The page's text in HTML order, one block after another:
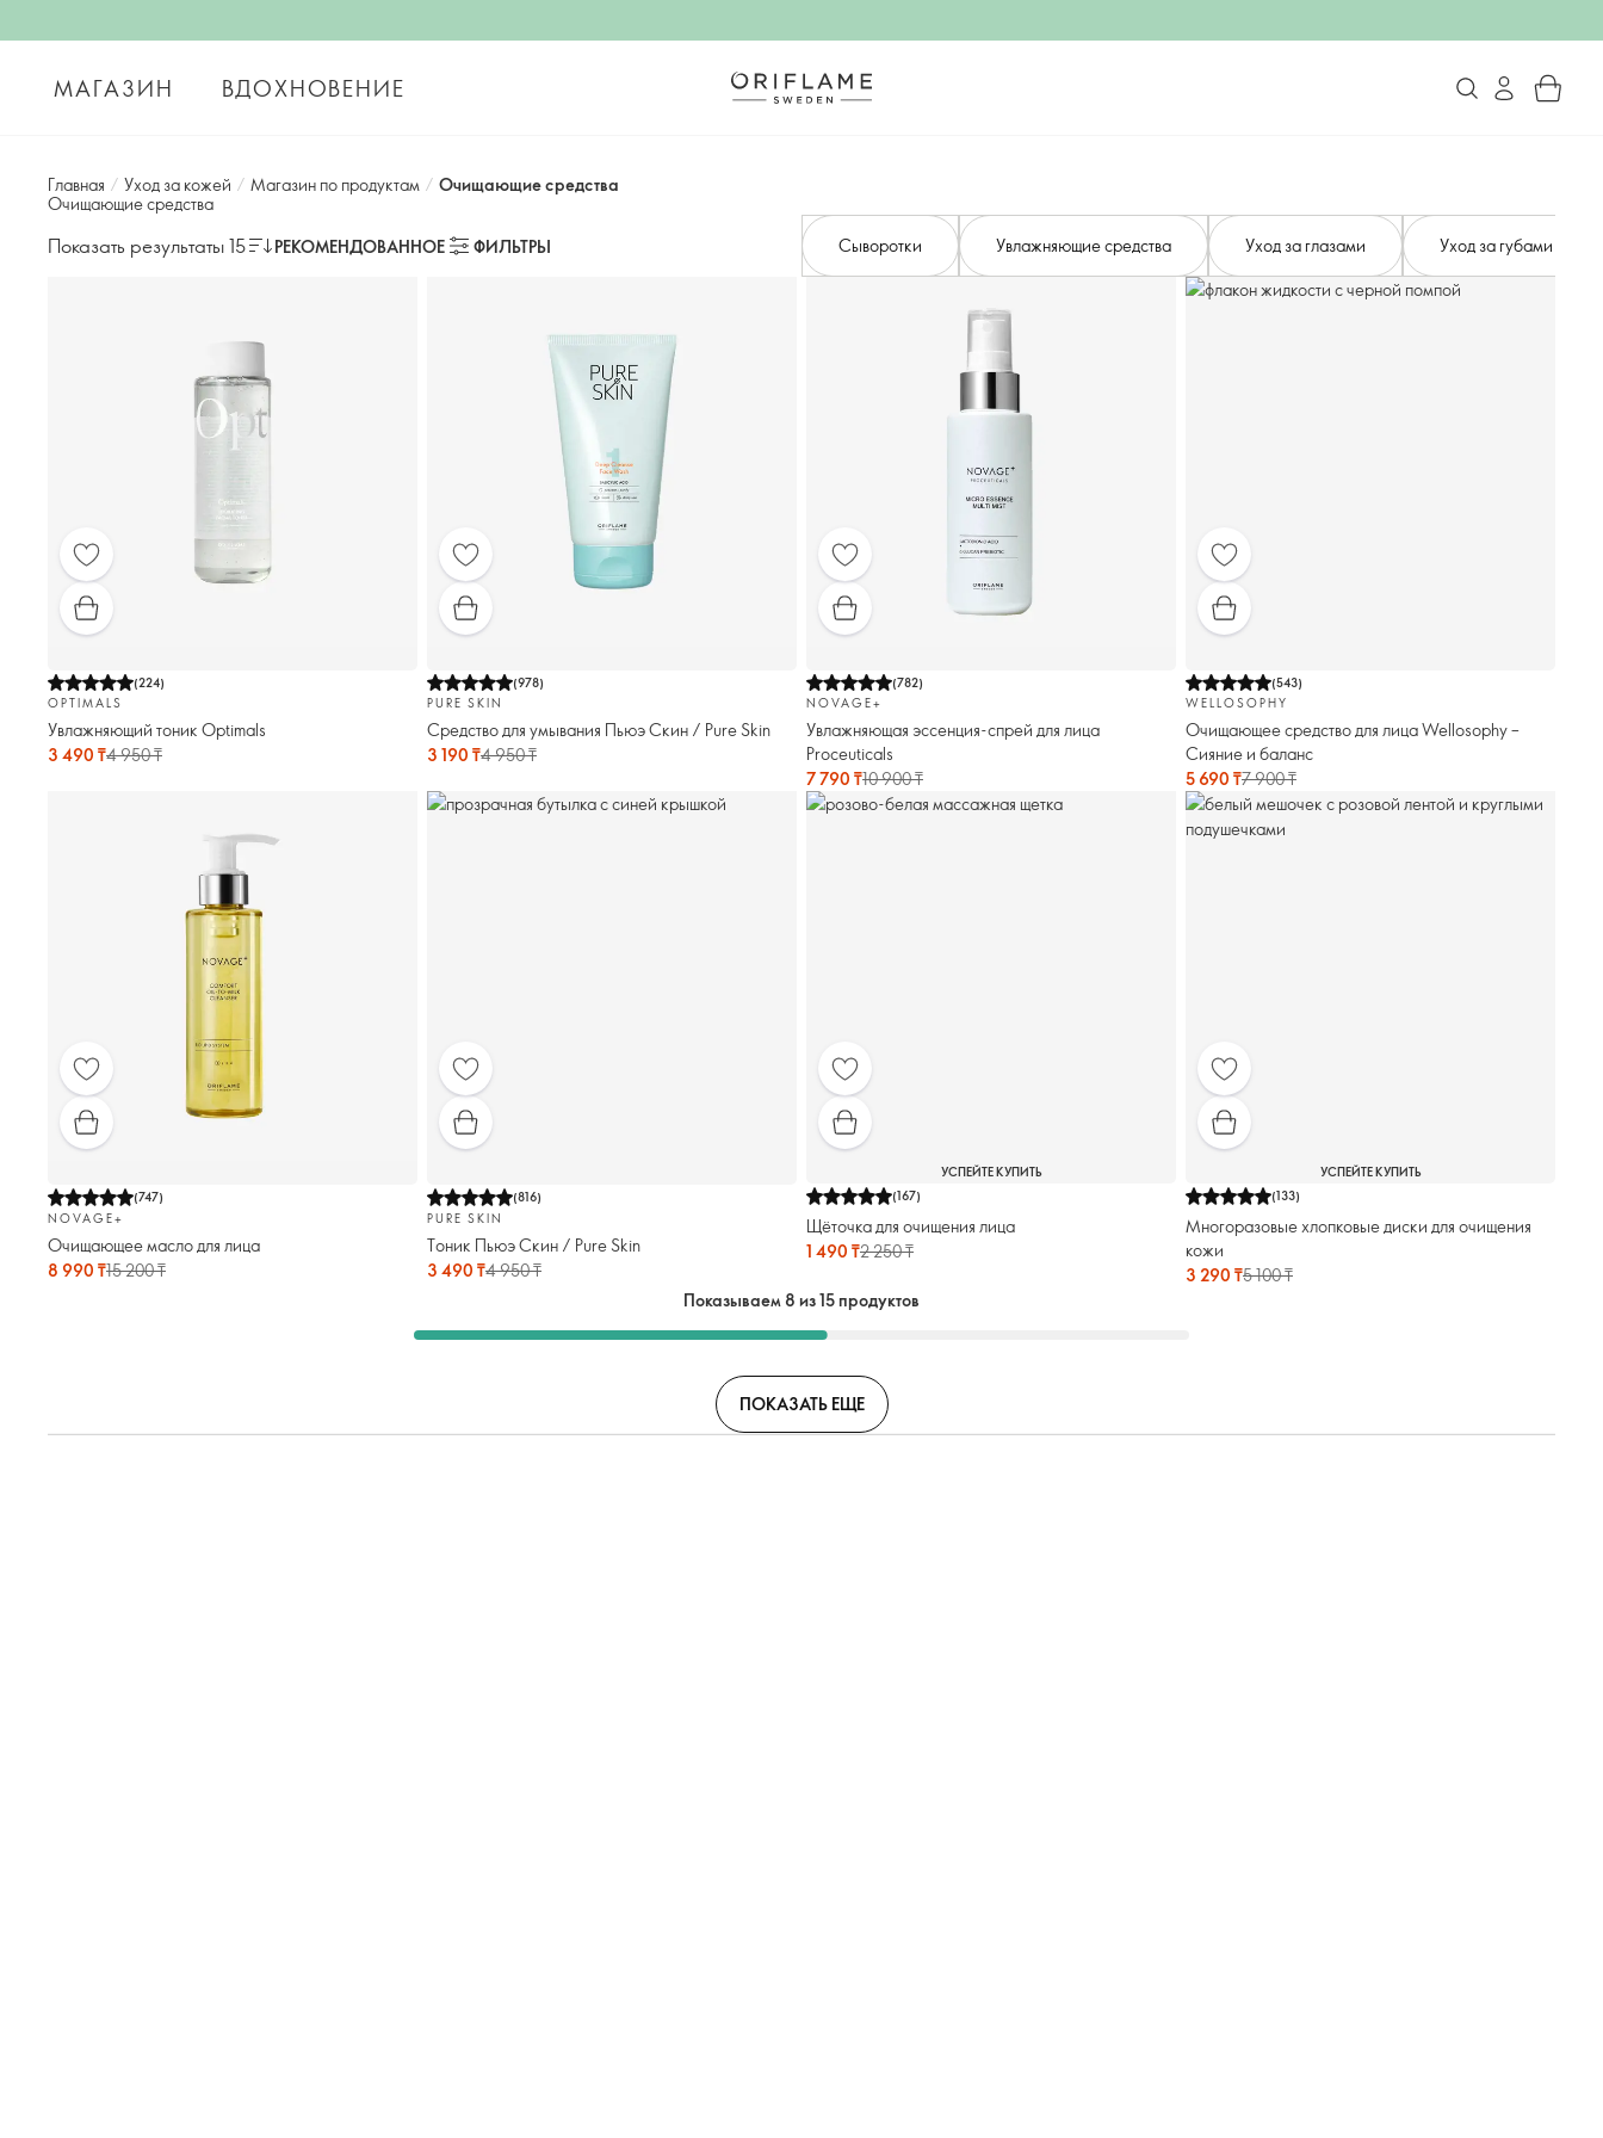
МАГАЗИН ВДОХНОВЕНИЕ
Главная / Уход за кожей / Магазин по продуктам / Очищающие средства
Очищающие средства
Показать результаты 15 РЕКОМЕНДОВАННОЕ ФИЛЬТРЫ Сыворотки Увлажняющие средства Уход за глазами Уход за губами
(224)
OPTIMALS
Увлажняющий тоник Optimals
3 490 ₸4 950 ₸
(978)
PURE SKIN
Средство для умывания Пьюэ Скин / Pure Skin
3 190 ₸4 950 ₸
(782)
NOVAGE+
Увлажняющая эссенция-спрей для лица
Proceuticals
7 790 ₸10 900 ₸
(543)
WELLOSOPHY
Очищающее средство для лица Wellosophy –
Сияние и баланс
5 690 ₸7 900 ₸
(747)
NOVAGE+
Очищающее масло для лица
8 990 ₸15 200 ₸
(816)
PURE SKIN
Тоник Пьюэ Скин / Pure Skin
3 490 ₸4 950 ₸
УСПЕЙТЕ КУПИТЬ
(167)
Щёточка для очищения лица
1 490 ₸2 250 ₸
УСПЕЙТЕ КУПИТЬ
(133)
Многоразовые хлопковые диски для очищения
кожи
3 290 ₸5 100 ₸
Показываем 8 из 15 продуктов
ПОКАЗАТЬ ЕЩЕ